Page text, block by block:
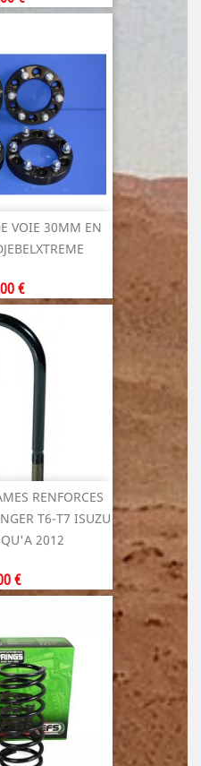
VOIE 30MM EN
€
RENFORCES
T6-T7 ISUZU
2012
€